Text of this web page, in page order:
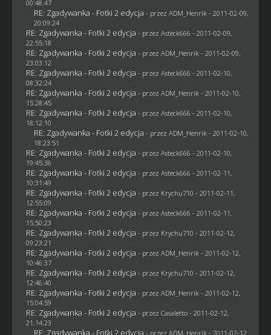
00:48:47
RE: Zgadywanka - Fotki 2 edycja - przez ADM_Henrik - 2011-02-09,
20:09:24
RE: Zgadywanka - Fotki 2 edycja - przez Asteck666 - 2011-02-09,
22:55:18
RE: Zgadywanka - Fotki 2 edycja - przez ADM_Henrik - 2011-02-09,
23:03:12
RE: Zgadywanka - Fotki 2 edycja - przez Asteck666 - 2011-02-10,
08:32:24
RE: Zgadywanka - Fotki 2 edycja - przez ADM_Henrik - 2011-02-10,
15:28:45
RE: Zgadywanka - Fotki 2 edycja - przez Asteck666 - 2011-02-10,
18:12:10
RE: Zgadywanka - Fotki 2 edycja - przez ADM_Henrik - 2011-02-10,
18:23:51
RE: Zgadywanka - Fotki 2 edycja - przez Asteck666 - 2011-02-10,
19:45:36
RE: Zgadywanka - Fotki 2 edycja - przez Asteck666 - 2011-02-11,
10:31:49
RE: Zgadywanka - Fotki 2 edycja - przez Krychu710 - 2011-02-11,
12:55:09
RE: Zgadywanka - Fotki 2 edycja - przez Asteck666 - 2011-02-11,
15:50:23
RE: Zgadywanka - Fotki 2 edycja - przez Krychu710 - 2011-02-12,
09:23:21
RE: Zgadywanka - Fotki 2 edycja - przez ADM_Henrik - 2011-02-12,
10:46:37
RE: Zgadywanka - Fotki 2 edycja - przez Krychu710 - 2011-02-12,
12:46:40
RE: Zgadywanka - Fotki 2 edycja - przez ADM_Henrik - 2011-02-12,
15:04:59
RE: Zgadywanka - Fotki 2 edycja - przez Casaletto- 2011-02-12,
21:14:23
RE: Zgadywanka - Fotki 2 edycja - przez ADM_Henrik - 2011-02-12,